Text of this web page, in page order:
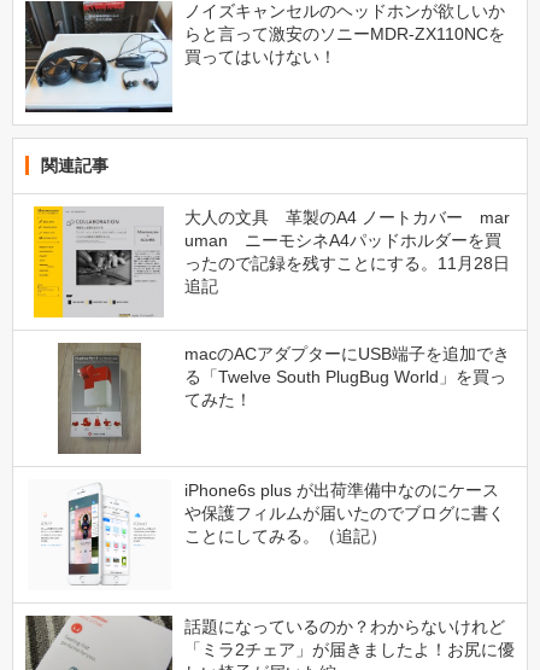
ノイズキャンセルのヘッドホンが欲しいか
らと言って激安のソニーMDR-ZX110NCを
買ってはいけない！
関連記事
大人の文具 革製のA4 ノートカバー mar
uman ニーモシネA4パッドホルダーを買
ったので記録を残すことにする。11月28日
追記
macのACアダプターにUSB端子を追加でき
る「Twelve South PlugBug World」を買っ
てみた！
iPhone6s plus が出荷準備中なのにケース
や保護フィルムが届いたのでブログに書く
ことにしてみる。（追記）
話題になっているのか？わからないけれど
「ミラ2チェア」が届きましたよ！お尻に優